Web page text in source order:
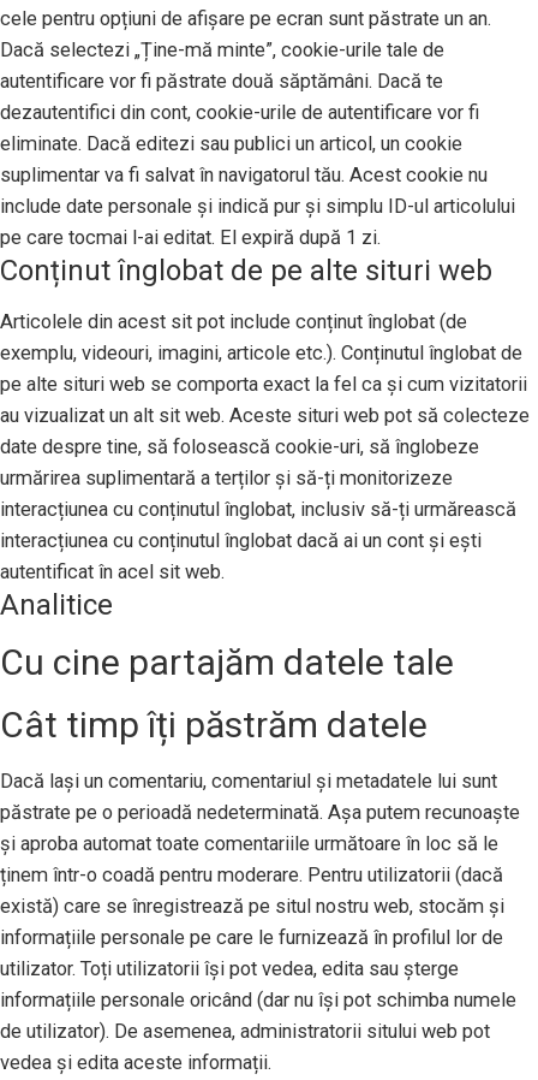
cele pentru opțiuni de afișare pe ecran sunt păstrate un an.
Dacă selectezi „Ține-mă minte”, cookie-urile tale de
autentificare vor fi păstrate două săptămâni. Dacă te
dezautentifici din cont, cookie-urile de autentificare vor fi
eliminate. Dacă editezi sau publici un articol, un cookie
suplimentar va fi salvat în navigatorul tău. Acest cookie nu
include date personale și indică pur și simplu ID-ul articolului
pe care tocmai l-ai editat. El expiră după 1 zi.
Conținut înglobat de pe alte situri web
Articolele din acest sit pot include conținut înglobat (de
exemplu, videouri, imagini, articole etc.). Conținutul înglobat de
pe alte situri web se comporta exact la fel ca și cum vizitatorii
au vizualizat un alt sit web. Aceste situri web pot să colecteze
date despre tine, să folosească cookie-uri, să înglobeze
urmărirea suplimentară a terților și să-ți monitorizeze
interacțiunea cu conținutul înglobat, inclusiv să-ți urmărească
interacțiunea cu conținutul înglobat dacă ai un cont și ești
autentificat în acel sit web.
Analitice
Cu cine partajăm datele tale
Cât timp îți păstrăm datele
Dacă lași un comentariu, comentariul și metadatele lui sunt
păstrate pe o perioadă nedeterminată. Așa putem recunoaște
și aproba automat toate comentariile următoare în loc să le
ținem într-o coadă pentru moderare. Pentru utilizatorii (dacă
există) care se înregistrează pe situl nostru web, stocăm și
informațiile personale pe care le furnizează în profilul lor de
utilizator. Toți utilizatorii își pot vedea, edita sau șterge
informațiile personale oricând (dar nu își pot schimba numele
de utilizator). De asemenea, administratorii sitului web pot
vedea și edita aceste informații.